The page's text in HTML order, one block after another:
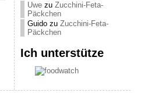
Uwe zu Zucchini-Feta-
Päckchen
Guido zu Zucchini-Feta-
Päckchen
Ich unterstütze